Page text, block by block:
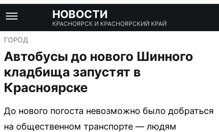
НОВОСТИ
КРАСНОЯРСК И КРАСНОЯРСКИЙ КРАЙ
ГОРОД
Автобусы до нового Шинного
кладбища запустят в
Красноярске
До нового погоста невозможно было добраться
на общественном транспорте — людям